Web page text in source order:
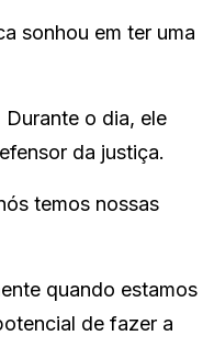
sonhou em ter uma
o dia, ele
da justiça.
temos nossas
quando estamos
de fazer a